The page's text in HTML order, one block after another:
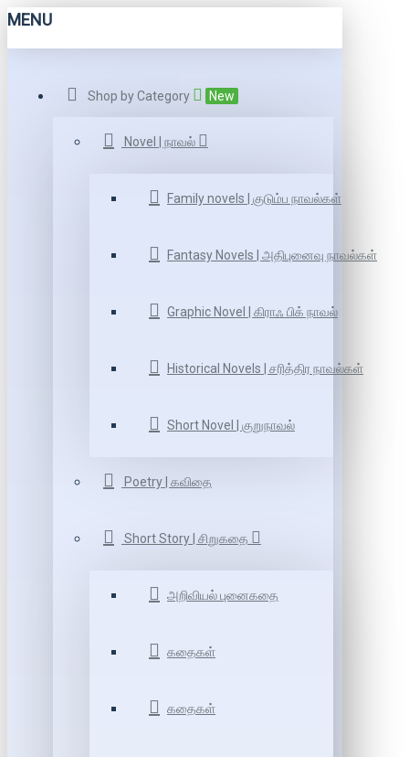
MENU
Shop by Category New
Novel | நாவல்
Family novels | குடும்ப நாவல்கள்
Fantasy Novels | அதிபுனைவு நாவல்கள்
Graphic Novel | கிராஃ பிக் நாவல்
Historical Novels | சரித்திர நாவல்கள்
Short Novel | குறுநாவல்
Poetry | கவிதை
Short Story | சிறுகதை
அறிவியல் புனைகதை
கதைகள்
கதைகள்